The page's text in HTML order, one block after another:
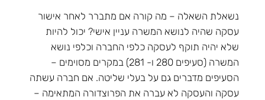
נשאלת השאלה – מה קורה אם מתברר לאחר אישור
עסקה שהיה לנושא המשרה עניין אישי? יכול להיות
שלא יהיה תוקף לעסקה כלפי החברה וכלפי נושא
המשרה (סעיפים 280 ו- 281) במקרים מסוימים –
הסעיפים מדברים גם על בעלי שליטה. אם חברה עשתה
עסקה והעסקה לא עברה את הפרוצדורה המתאימה –